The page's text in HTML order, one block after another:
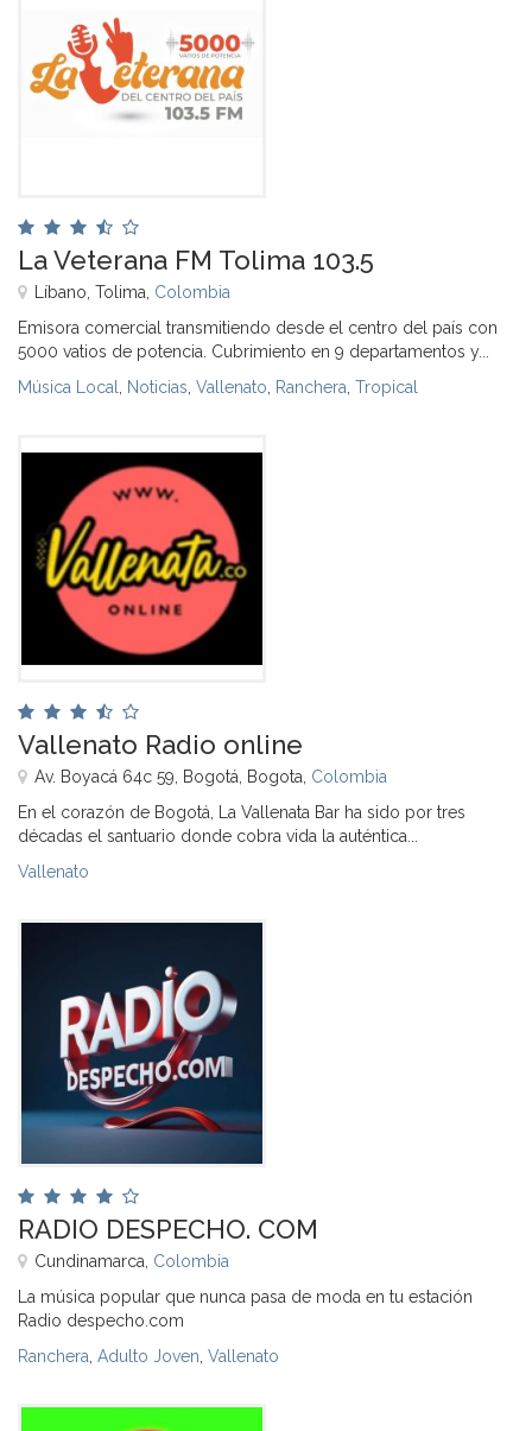
La Veterana FM Tolima 103.5
Líbano, Tolima, Colombia
Emisora comercial transmitiendo desde el centro del país con
5000 vatios de potencia. Cubrimiento en 9 departamentos y...
Música Local
Noticias Vallenato Ranchera Tropical
Vallenato Radio online
Av. Boyacá 64c 59, Bogotá, Bogota, Colombia
En el corazón de Bogotá, La Vallenata Bar ha sido por tres
décadas el santuario donde cobra vida la auténtica...
Vallenato
RADIO DESPECHO. COM
Cundinamarca, Colombia
La música popular que nunca pasa de moda en tu estación
Radio despecho.com
Ranchera Adulto Joven Vallenato